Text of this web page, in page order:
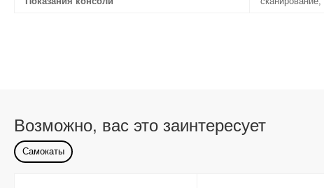
Возможно, вас это заинтересует
Самокаты